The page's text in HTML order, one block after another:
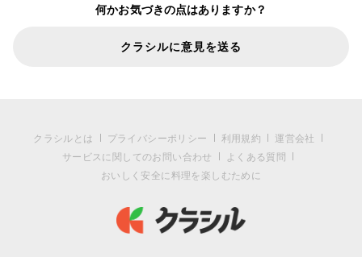
何かお気づきの点はありますか？
クラシルに意見を送る
クラシルとは プライバシーポリシー 利用規約
運営会社
サービスに関してのお問い合わせ
よくある質問
おいしく安全に料理を楽しむために